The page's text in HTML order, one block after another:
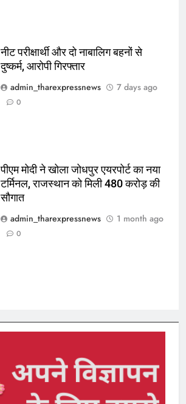
नीट परीक्षार्थी और दो नाबालिग बहनों से
दुष्कर्म, आरोपी गिरफ्तार
admin_tharexpressnews
7 days ago
0
पीएम मोदी ने खोला जोधपुर एयरपोर्ट का नया
टर्मिनल, राजस्थान को मिली 480 करोड़ की
सौगात
admin_tharexpressnews
1 month ago
0